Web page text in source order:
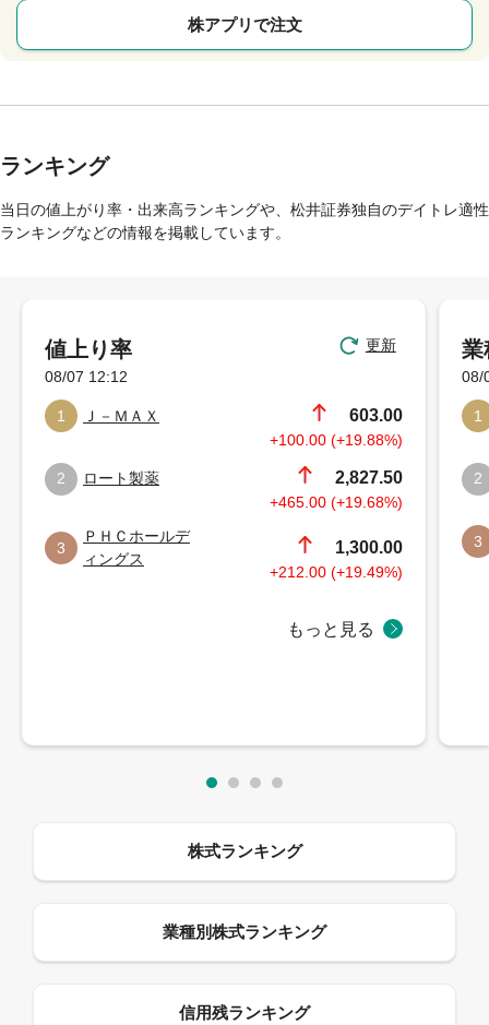
株アプリで注文
ランキング
当日の値上がり率・出来高ランキングや、松井証券独自のデイトレ適性
ランキングなどの情報を掲載しています。